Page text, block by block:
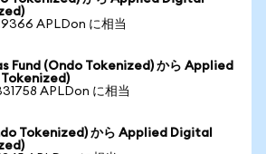
APLDon に相当
Fund (Ondo Tokenized) から Applied
APLDon に相当
Tokenized) から Applied Digital